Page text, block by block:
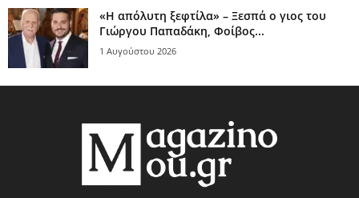
«Η απόλυτη ξεφτίλα» – Ξεσπά ο γιος του
Γιώργου Παπαδάκη, Φοίβος...
1 Αυγούστου 2026